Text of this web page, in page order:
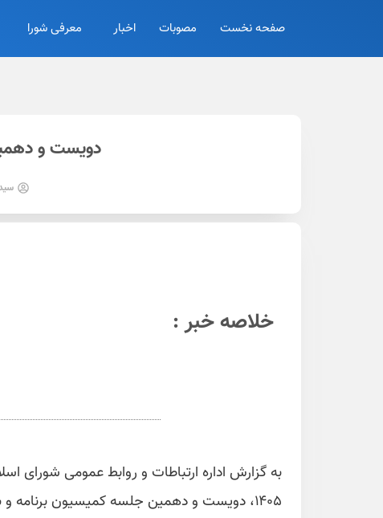
صفحه نخست مصوبات اخبار معرفی شورا
دویست و
خلاصه خبر :
به گزارش اداره ارتباطات و روابط عمومی شورای
۱۴۰۵، دویست و دهمین جلسه کمیسیون